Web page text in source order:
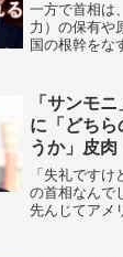
一方で首相は
力）の保有や
国の根幹をな
議論や国民
いる。
「サンモ
に「どちら
うか」皮肉
「失礼です
の首相なんで
先んじてアメ